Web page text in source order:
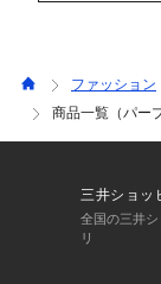
ファッション
商品一覧（パー
三井ショッ
全国の三井
リ